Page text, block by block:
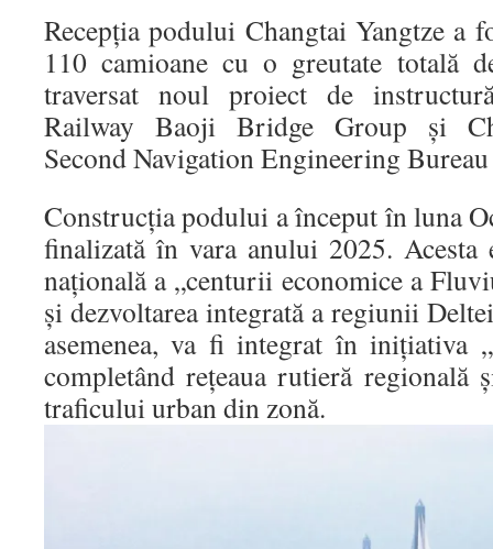
Recepția podului Changtai Yangtze a
110 camioane cu o greutate totală
traversat noul proiect de
Railway Baoji Bridge Group și
Second Navigation Engineering Bureau
Construcția podului a început în luna
finalizată în vara anului 2025. Acesta
națională a „centurii economice a
și dezvoltarea integrată a regiunii
asemenea, va fi integrat în inițiativa
completând rețeaua rutieră regională
traficului urban din zonă.